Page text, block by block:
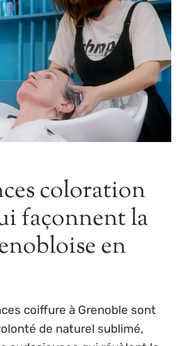
coloration
façonnent la
en
coiffure à Grenoble sont
de naturel sublimé,